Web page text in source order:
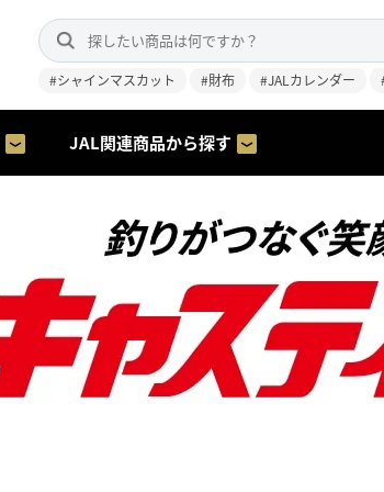
#シャインマスカット #財布 #JALカレンダー
JAL関連商品から探す